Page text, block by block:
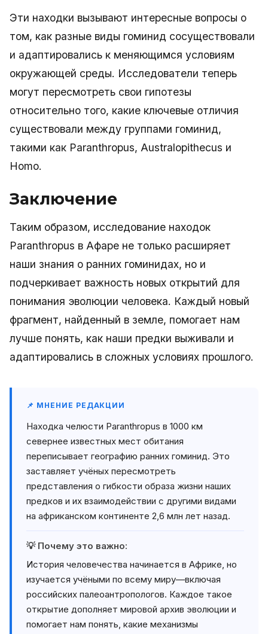
Эти находки вызывают интересные вопросы о
том, как разные виды гоминид сосуществовали
и адаптировались к меняющимся условиям
окружающей среды. Исследователи теперь
могут пересмотреть свои гипотезы
относительно того, какие ключевые отличия
существовали между группами гоминид,
такими как Paranthropus, Australopithecus и
Homo.
Заключение
Таким образом, исследование находок
Paranthropus в Афаре не только расширяет
наши знания о ранних гоминидах, но и
подчеркивает важность новых открытий для
понимания эволюции человека. Каждый новый
фрагмент, найденный в земле, помогает нам
лучше понять, как наши предки выживали и
адаптировались в сложных условиях прошлого.
📌 МНЕНИЕ РЕДАКЦИИ
Находка челюсти Paranthropus в 1000 км
севернее известных мест обитания
переписывает географию ранних гоминид. Это
заставляет учёных пересмотреть
представления о гибкости образа жизни наших
предков и их взаимодействии с другими видами
на африканском континенте 2,6 млн лет назад.
💡 Почему это важно:
История человечества начинается в Африке, но
изучается учёными по всему миру—включая
российских палеоантропологов. Каждое такое
открытие дополняет мировой архив эволюции и
помогает нам понять, какие механизмы